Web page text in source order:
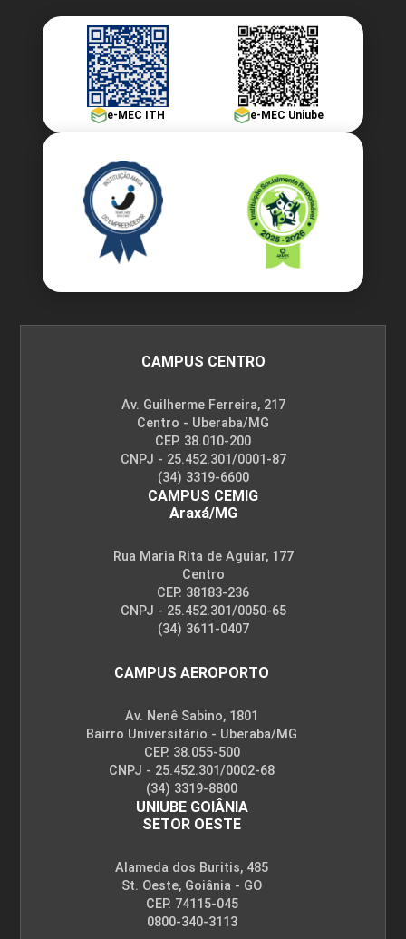
e-MEC ITH e-MEC Uniube
CAMPUS CENTRO
Av. Guilherme Ferreira, 217
Centro - Uberaba/MG
CEP. 38.010-200
CNPJ - 25.452.301/0001-87
(34) 3319-6600
CAMPUS CEMIG
Araxá/MG
Rua Maria Rita de Aguiar, 177
Centro
CEP. 38183-236
CNPJ - 25.452.301/0050-65
(34) 3611-0407
CAMPUS AEROPORTO
Av. Nenê Sabino, 1801
Bairro Universitário - Uberaba/MG
CEP. 38.055-500
CNPJ - 25.452.301/0002-68
(34) 3319-8800
UNIUBE GOIÂNIA
SETOR OESTE
Alameda dos Buritis, 485
St. Oeste, Goiânia - GO
CEP. 74115-045
0800-340-3113